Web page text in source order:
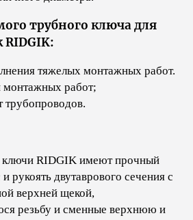
трубного ключа для
RIDGIK:
тяжелых монтажных работ.
работ;
RIDGIK имеют прочный
рукоять двутаврового сечения с
верхней щекой,
резьбу и сменные верхнюю и